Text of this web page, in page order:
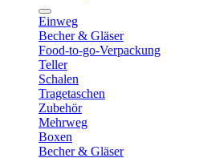
Einweg
Becher & Gläser
Food-to-go-Verpackung
Teller
Schalen
Tragetaschen
Zubehör
Mehrweg
Boxen
Becher & Gläser